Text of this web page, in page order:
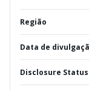
Região
Data de
Disclosure Status